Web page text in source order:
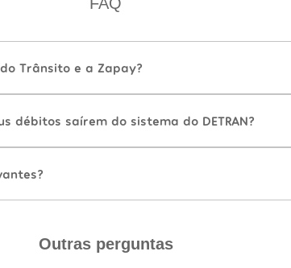
Trânsito e a Zapay?
débitos saírem do sistema do DETRAN?
Outras perguntas